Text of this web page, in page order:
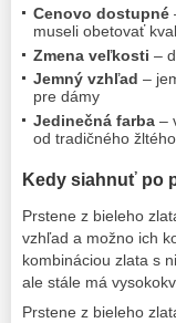
Cenovo dostupné
museli obetovať
Zmena veľkosti –
Jemný vzhľad –
pre dámy
Jedinečná farba –
od tradičného
Kedy siahnuť po
Prstene z bieleho
vzhľad a možno ich
kombináciou zlata s
ale stále má
Prstene z bieleho